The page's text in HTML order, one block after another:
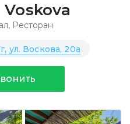
, Ресторан
ул. Воскова, 20а